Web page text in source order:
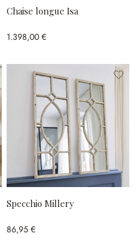
Chaise longue Isa
1.398,00 €
Specchio Millery
86,95 €